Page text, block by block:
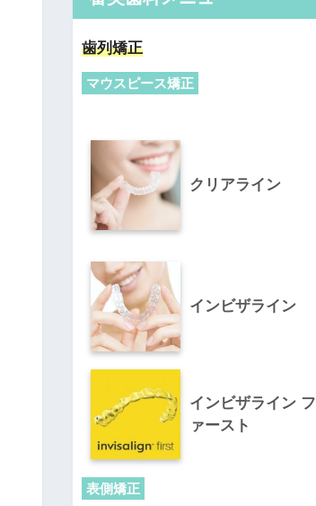
歯列矯正
マウスピース矯正
クリアライン
インビザライン
インビザライン フ
ァースト
表側矯正